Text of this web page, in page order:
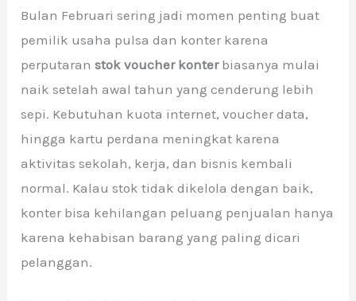
Bulan Februari sering jadi momen penting buat
pemilik usaha pulsa dan konter karena
perputaranstok voucher konterbiasanya mulai
naik setelah awal tahun yang cenderung lebih
sepi. Kebutuhan kuota internet, voucher data,
hingga kartu perdana meningkat karena
aktivitas sekolah, kerja, dan bisnis kembali
normal. Kalau stok tidak dikelola dengan baik,
konter bisa kehilangan peluang penjualan hanya
karena kehabisan barang yang paling dicari
pelanggan.